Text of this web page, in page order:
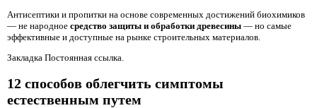
Антисептики и пропитки на основе современных достижений биохимиков
— не народное средство защиты и обработки древесины — но самые
эффективные и доступные на рынке строительных материалов.
Закладка Постоянная ссылка.
12 способов облегчить симптомы
естественным путем